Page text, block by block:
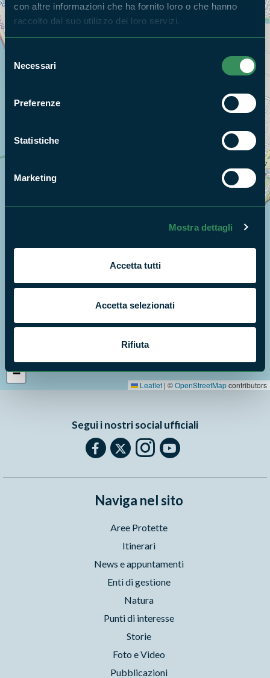
con altre informazioni che ha fornito loro o che hanno
raccolto dal suo utilizzo dei loro servizi.
delNecessari
Preferenze
Statistiche
Marketing
Mostra dettagli
Accetta tutti
Accetta selezionati
Rifiuta
−
Leaflet | ©OpenStreetMapcontributors
Cerca nella mappa
Segui i nostri social ufficiali
Naviga nel sito
Aree Protette
Itinerari
News e appuntamenti
Enti di gestione
Natura
Punti di interesse
Storie
Foto e Video
Pubblicazioni